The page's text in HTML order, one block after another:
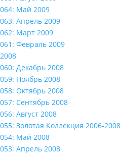
064: Май 2009
063: Апрель 2009
062: Март 2009
061: Февраль 2009
2008
060: Декабрь 2008
059: Ноябрь 2008
058: Октябрь 2008
057: Сентябрь 2008
056: Август 2008
055: Золотая Коллекция 2006-2008
054: Май 2008
053: Апрель 2008